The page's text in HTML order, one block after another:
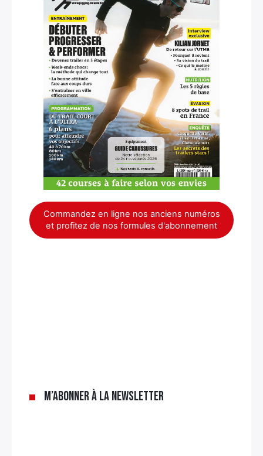
Commandez en ligne nos anciens numéros
et profitez de nos formules d'abonnement
M’abonner à la newsletter